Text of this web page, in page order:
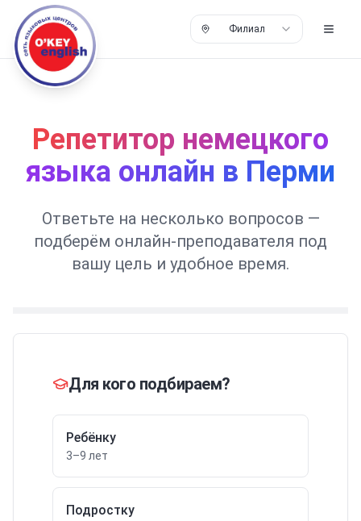
Филиал
Репетитор немецкого
языка онлайн в Перми
Ответьте на несколько вопросов —
подберём онлайн-преподавателя под
вашу цель и удобное время.
Для кого подбираем?
Ребёнку
3–9 лет
Подростку